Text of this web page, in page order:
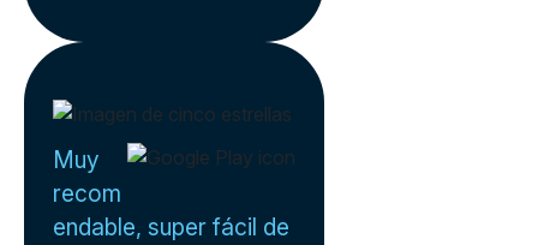
Muy
recom
endable, super fácil de